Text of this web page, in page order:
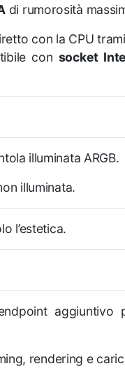
di rumorosità
con la CPU
con socket
illuminata ARGB.
illuminata.
l’estetica.
aggiuntivo
rendering e